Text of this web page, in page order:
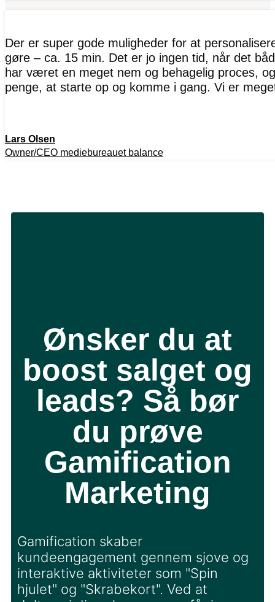
Der er super gode muligheder for at
gøre – ca. 15 min. Det er jo ingen tid, når det
har været en meget nem og behagelig proces,
penge, at starte op og komme i gang. Vi er
Lars Olsen
Owner/CEO mediebureauet balance
Ønsker du at
boost salget og
leads? Så bør
du prøve
Gamification
Marketing
Gamification skaber
kundeengagement gennem sjove og
interaktive aktiviteter som "Spin
hjulet" og "Skrabekort". Ved at